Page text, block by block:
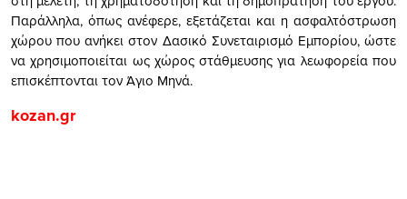
Παράλληλα, όπως ανέφερε, εξετάζεται και η ασφαλτόστρωση
χώρου που ανήκει στον Δασικό Συνεταιρισμό Εμπορίου, ώστε
να χρησιμοποιείται ως χώρος στάθμευσης για λεωφορεία που
επισκέπτονται τον Άγιο Μηνά.
kozan.gr